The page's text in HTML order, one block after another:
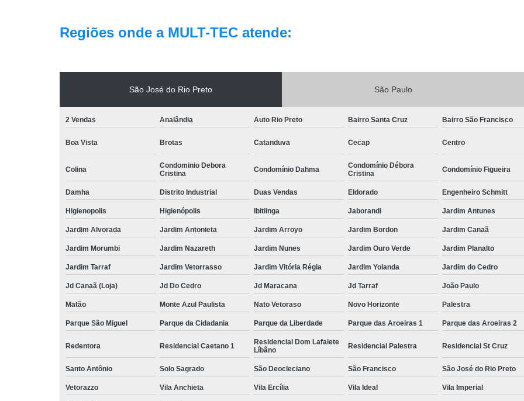
Regiões onde a MULT-TEC atende:
São José do Rio Preto São Paulo
2 Vendas Analândia Auto Rio Preto Bairro Santa Cruz Bairro São Francisco
Boa Vista Brotas Catanduva Cecap Centro
Colina
Condominio Debora
Cristina
Condomínio Dahma
Condomínio Débora
Cristina
Condomínio Figueira
Damha Distrito Industrial Duas Vendas Eldorado Engenheiro Schmitt
Higienopolis Higienópolis Ibitiinga Jaborandi Jardim Antunes
Jardim Alvorada Jardim Antonieta Jardim Arroyo Jardim Bordon Jardim Canaã
Jardim Morumbi Jardim Nazareth Jardim Nunes Jardim Ouro Verde Jardim Planalto
Jardim Tarraf Jardim Vetorrasso Jardim Vitória Régia Jardim Yolanda Jardim do Cedro
Jd Canaã (Loja) Jd Do Cedro Jd Maracana Jd Tarraf João Paulo
Matão Monte Azul Paulista Nato Vetoraso Novo Horizonte Palestra
Parque São Miguel Parque da Cidadania Parque da Liberdade Parque das Aroeiras 1 Parque das Aroeiras 2
Redentora Residencial Caetano 1
Residencial Dom Lafaiete
Líbâno
Residencial Palestra Residencial St Cruz
Santo Antônio Solo Sagrado São Deocleciano São Francisco São José do Rio Preto
Vetorazzo Vila Anchieta Vila Ercília Vila Ideal Vila Imperial